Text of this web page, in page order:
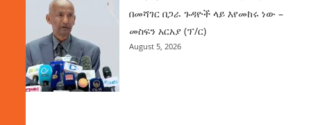
በመሻገር በጋራ ጉዳዮች ላይ እየመከሩ ነው –
መስፍን አርአያ (ፕ/ር)
August 5, 2026